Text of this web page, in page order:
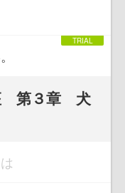
第３章 犬